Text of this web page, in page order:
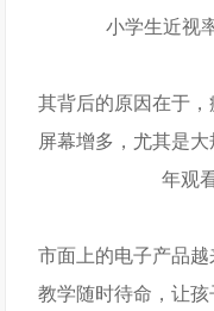
小学生近视
其背后的原因在于
屏幕增多，尤其是
年观
市面上的电子产品
教学随时待命，让孩